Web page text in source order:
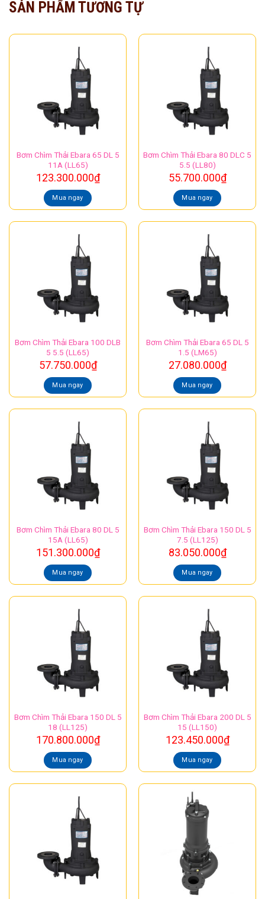
SẢN PHẨM TƯƠNG TỰ
Bơm Chìm Thải Ebara 65 DL 5
11A (LL65)
123.300.000₫
Mua ngay
Bơm Chìm Thải Ebara 80 DLC 5
5.5 (LL80)
55.700.000₫
Mua ngay
Bơm Chìm Thải Ebara 100 DLB
5 5.5 (LL65)
57.750.000₫
Mua ngay
Bơm Chìm Thải Ebara 65 DL 5
1.5 (LM65)
27.080.000₫
Mua ngay
Bơm Chìm Thải Ebara 80 DL 5
15A (LL65)
151.300.000₫
Mua ngay
Bơm Chìm Thải Ebara 150 DL 5
7.5 (LL125)
83.050.000₫
Mua ngay
Bơm Chìm Thải Ebara 150 DL 5
18 (LL125)
170.800.000₫
Mua ngay
Bơm Chìm Thải Ebara 200 DL 5
15 (LL150)
123.450.000₫
Mua ngay